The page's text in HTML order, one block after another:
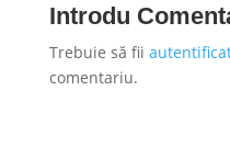
Introdu
Trebuie să fii
comentariu.